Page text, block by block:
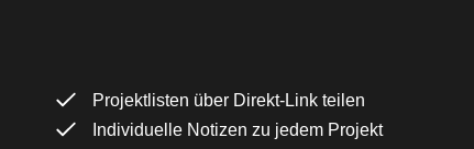
Projektlisten über Direkt-Link teilen
Individuelle Notizen zu jedem Projekt